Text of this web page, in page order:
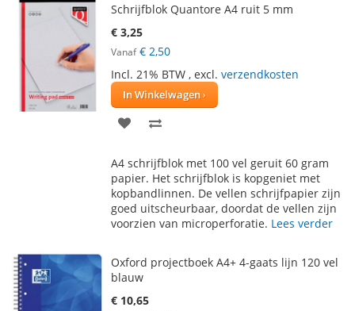
Schrijfblok Quantore A4 ruit 5 mm
€ 3,25
Vanaf € 2,50
Incl. 21% BTW , excl. verzendkosten
In Winkelwagen
VOEG
AAN
VERLANGLIJST
TE
VERGELIJKEN
A4 schrijfblok met 100 vel geruit 60 gram
papier. Het schrijfblok is kopgeniet met
kopbandlinnen. De vellen schrijfpapier zijn
goed uitscheurbaar, doordat de vellen zijn
voorzien van microperforatie. Lees verder
Oxford projectboek A4+ 4-gaats lijn 120 vel
blauw
€ 10,65